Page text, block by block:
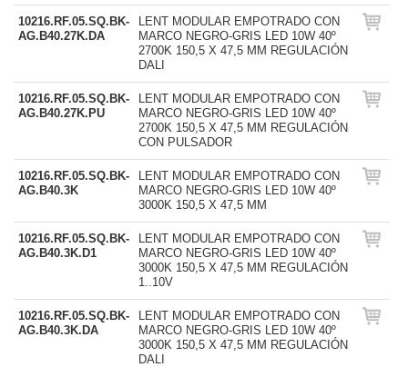
10216.RF.05.SQ.BK-
AG.B40.27K.DA
LENT MODULAR EMPOTRADO CON
MARCO NEGRO-GRIS LED 10W 40º
2700K 150,5 X 47,5 MM REGULACIÓN
DALI
10216.RF.05.SQ.BK-
AG.B40.27K.PU
LENT MODULAR EMPOTRADO CON
MARCO NEGRO-GRIS LED 10W 40º
2700K 150,5 X 47,5 MM REGULACIÓN
CON PULSADOR
10216.RF.05.SQ.BK-
AG.B40.3K
LENT MODULAR EMPOTRADO CON
MARCO NEGRO-GRIS LED 10W 40º
3000K 150,5 X 47,5 MM
10216.RF.05.SQ.BK-
AG.B40.3K.D1
LENT MODULAR EMPOTRADO CON
MARCO NEGRO-GRIS LED 10W 40º
3000K 150,5 X 47,5 MM REGULACIÓN
1..10V
10216.RF.05.SQ.BK-
AG.B40.3K.DA
LENT MODULAR EMPOTRADO CON
MARCO NEGRO-GRIS LED 10W 40º
3000K 150,5 X 47,5 MM REGULACIÓN
DALI